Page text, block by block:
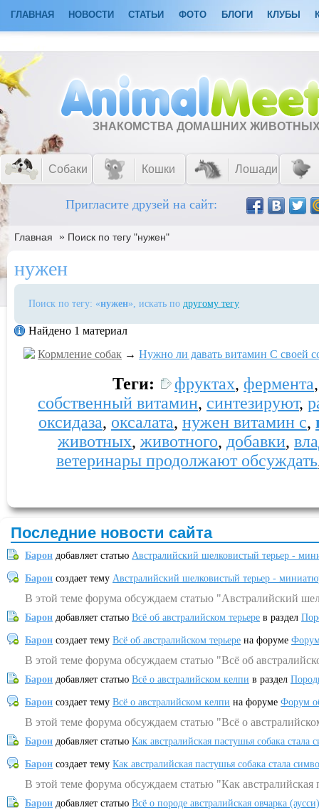
ГЛАВНАЯ НОВОСТИ СТАТЬИ ФОТО БЛОГИ КЛУБЫ
ЗНАКОМСТВА ДОМАШНИХ
Собаки Кошки Лошади
Пригласите друзей на сайт:
Главная » Поиск по тегу "нужен"
нужен
Поиск по тегу: «нужен», искать по другому тегу
Найдено 1 материал
Кормление собак → Нужно ли давать витамин С своей
Теги: фруктах, фермента
собственный витамин, синтезируют,
оксидаза, оксалата, нужен витамин c,
животных, животного, добавки,
ветеринары продолжают обсуждать
Последние новости сайта
Барон добавляет статью Австралийский шелковистый терьер -
Барон создает тему Австралийский шелковистый терьер -
В этой теме форума обсуждаем статью "Австралийский
Барон добавляет статью Всё об австралийском терьере в раздел
Барон создает тему Всё об австралийском терьере на форуме
В этой теме форума обсуждаем статью "Всё об
Барон добавляет статью Всё о австралийском келпи в раздел
Барон создает тему Всё о австралийском келпи на форуме Форум
В этой теме форума обсуждаем статью "Всё о
Барон добавляет статью Как австралийская пастушья собака
Барон создает тему Как австралийская пастушья собака стала
В этой теме форума обсуждаем статью "Как
Барон добавляет статью Всё о породе австралийская овчарка (аусси)